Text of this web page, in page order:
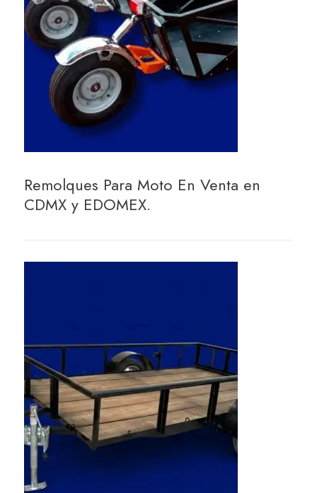
Remolques Para Moto En Venta en
CDMX y EDOMEX.